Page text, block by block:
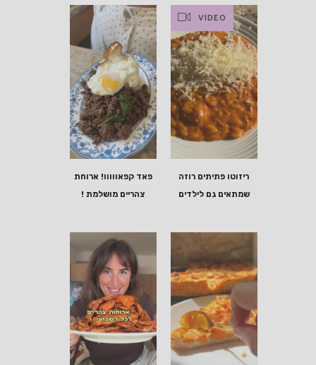
פאד קפאווווו! ארוחת
צהריים מושלמת !
VIDEO
ריזוטו פתיתים רוזה
שמתאים גם לילדים